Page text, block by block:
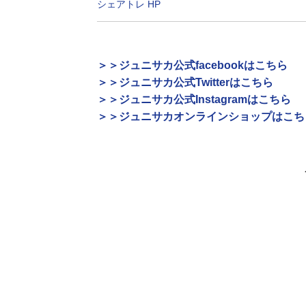
シェアトレ HP
＞＞ジュニサカ公式facebookはこちら
＞＞ジュニサカ公式Twitterはこちら
＞＞ジュニサカ公式Instagramはこちら
＞＞ジュニサカオンラインショップはこち